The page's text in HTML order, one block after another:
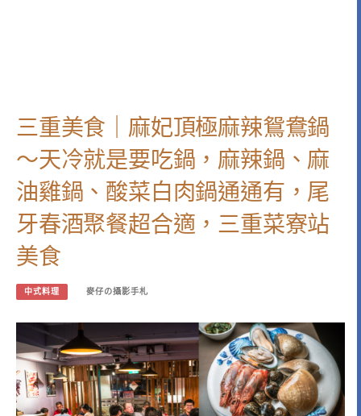
三重美食｜麻妃頂極麻辣鴛鴦鍋
～天冷就是要吃鍋，麻辣鍋、麻
油雞鍋、酸菜白肉鍋通通有，尾
牙春酒聚餐超合適，三重菜寮站
美食
中式料理 麥仔の攝影手札